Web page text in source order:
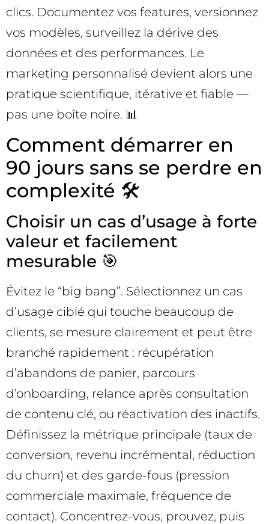
clics. Documentez vos features, versionnez
vos modèles, surveillez la dérive des
données et des performances. Le
marketing personnalisé devient alors une
pratique scientifique, itérative et fiable —
pas une boîte noire. 📊
Comment démarrer en
90 jours sans se perdre en
complexité 🛠️
Choisir un cas d’usage à forte
valeur et facilement
mesurable 🎯
Évitez le “big bang”. Sélectionnez un cas
d’usage ciblé qui touche beaucoup de
clients, se mesure clairement et peut être
branché rapidement : récupération
d’abandons de panier, parcours
d’onboarding, relance après consultation
de contenu clé, ou réactivation des inactifs.
Définissez la métrique principale (taux de
conversion, revenu incrémental, réduction
du churn) et des garde-fous (pression
commerciale maximale, fréquence de
contact). Concentrez-vous, prouvez, puis